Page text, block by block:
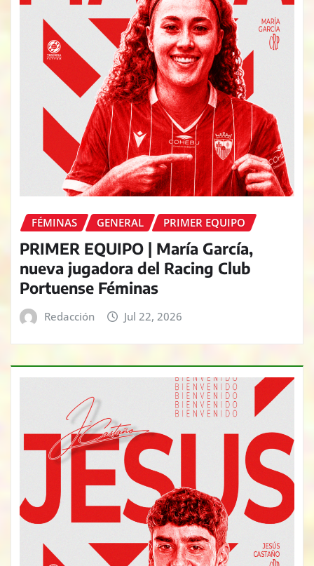
FÉMINAS GENERAL PRIMER EQUIPO
PRIMER EQUIPO | María García,
nueva jugadora del Racing Club
Portuense Féminas
Redacción Jul 22, 2026